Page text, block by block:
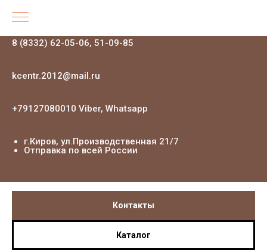
8 (8332) 62-05-06, 51-09-85
kcentr.2012@mail.ru
+79127080010 Viber, Whatsapp
г.Киров, ул.Производственная 21/7
Отправка по всей России
Контакты
Каталог